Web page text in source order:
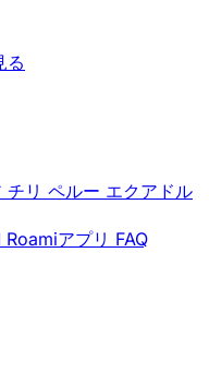
る
チリ ペルー エクアドル
Roamiアプリ FAQ